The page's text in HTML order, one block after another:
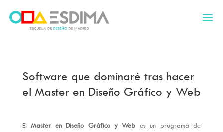
Software que dominaré tras hacer
el Master en Diseño Gráfico y Web
ElMaster en Diseño Gráfico y Web es un programa de